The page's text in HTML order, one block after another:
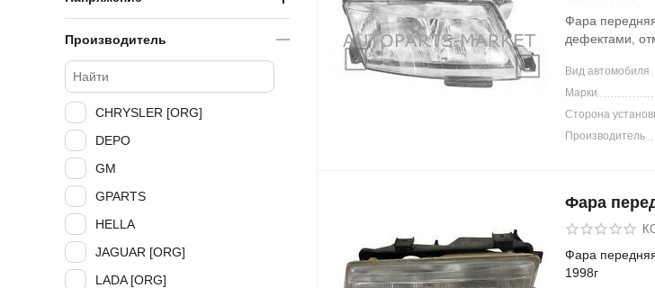
Фара
дефектами,
Вид автомобиля
Марки
Сторона
Производитель
Фара
Фара
1998г
Производитель
CHRYSLER [ORG]
DEPO
GM
GPARTS
HELLA
JAGUAR [ORG]
LADA [ORG]